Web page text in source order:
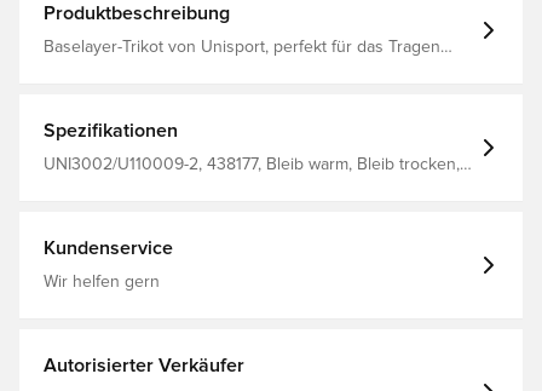
Produktbeschreibung
Baselayer-Trikot von Unisport, perfekt für das Tragen
warm zu halten Nahtloses Design für maximalen Komfort
Hergestellt aus 92% Polyester und 8% Elastan.
Spezifikationen
UNI3002/U110009-2, 438177, Bleib warm, Bleib trocken,
Kundenservice
Wir helfen gern
Autorisierter Verkäufer